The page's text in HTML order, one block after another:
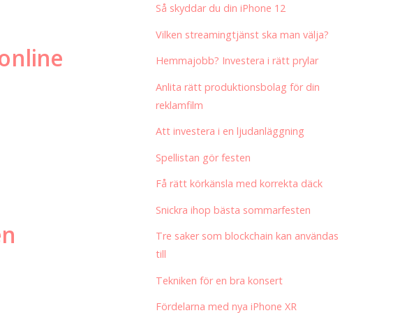
Så skyddar du din iPhone 12
Vilken streamingtjänst ska man välja?
Hemmajobb? Investera i rätt prylar
Anlita rätt produktionsbolag för din
reklamfilm
Att investera i en ljudanläggning
Spellistan gör festen
Få rätt körkänsla med korrekta däck
Snickra ihop bästa sommarfesten
Tre saker som blockchain kan användas
till
Tekniken för en bra konsert
Fördelarna med nya iPhone XR